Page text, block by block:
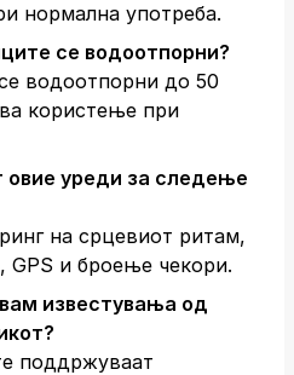
нормална употреба.
се водоотпорни?
водоотпорни до 50
користење при
овие уреди за следење
на срцевиот ритам,
и броење чекори.
известувања од
поддржуваат